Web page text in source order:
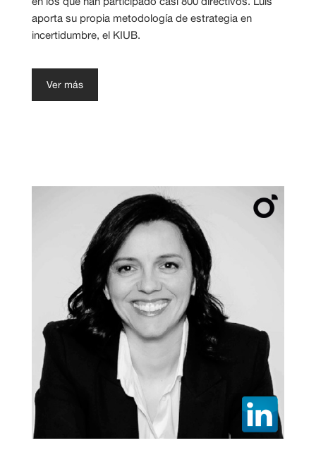
aporta su propia metodología de estrategia en
incertidumbre, el KIUB.
Ver más